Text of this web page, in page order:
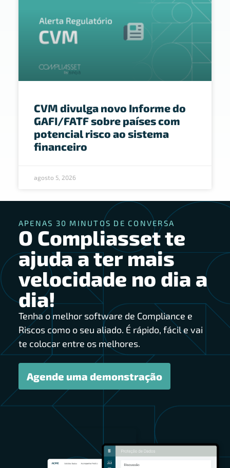
CVM divulga novo Informe do
GAFI/FATF sobre países com
potencial risco ao sistema
financeiro
agosto 5, 2026
APENAS 30 MINUTOS DE CONVERSA
O Compliasset te
ajuda a ter mais
velocidade no dia a
dia!
Tenha o melhor software de Compliance e
Riscos como o seu aliado. É rápido, fácil e vai
te colocar entre os melhores.
Agende uma demonstração